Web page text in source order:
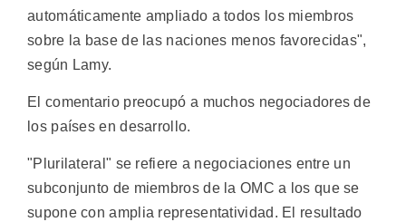
automáticamente ampliado a todos los miembros
sobre la base de las naciones menos favorecidas",
según Lamy.
El comentario preocupó a muchos negociadores de
los países en desarrollo.
"Plurilateral" se refiere a negociaciones entre un
subconjunto de miembros de la OMC a los que se
supone con amplia representatividad. El resultado